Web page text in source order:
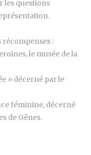
les questions
récompenses :
le musée de la
» décerné par le
féminine, décerné
de Gênes.